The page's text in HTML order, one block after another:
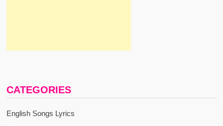
CATEGORIES
English Songs Lyrics